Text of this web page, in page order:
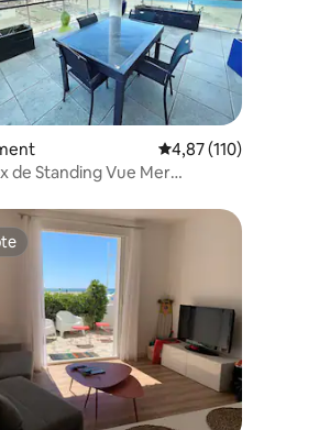
base de 114 commentaires : 4,98 sur 5
Évaluation moyenne
4,87 (110)
de Standing Vue Mer